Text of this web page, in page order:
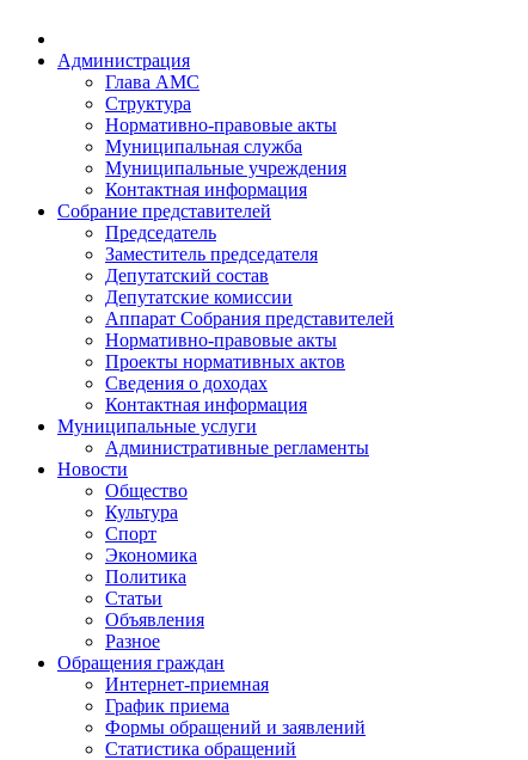
Администрация
Глава АМС
Структура
Нормативно-правовые акты
Муниципальная служба
Муниципальные учреждения
Контактная информация
Собрание представителей
Председатель
Заместитель председателя
Депутатский состав
Депутатские комиссии
Аппарат Собрания представителей
Нормативно-правовые акты
Проекты нормативных актов
Сведения о доходах
Контактная информация
Муниципальные услуги
Административные регламенты
Новости
Общество
Культура
Спорт
Экономика
Политика
Статьи
Объявления
Разное
Обращения граждан
Интернет-приемная
График приема
Формы обращений и заявлений
Статистика обращений